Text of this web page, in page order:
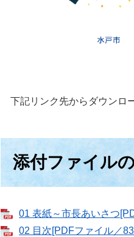
下記リンク先からダウンロ
添付ファイル
01 表紙～市長あいさつ
02 目次[PDFファイル／